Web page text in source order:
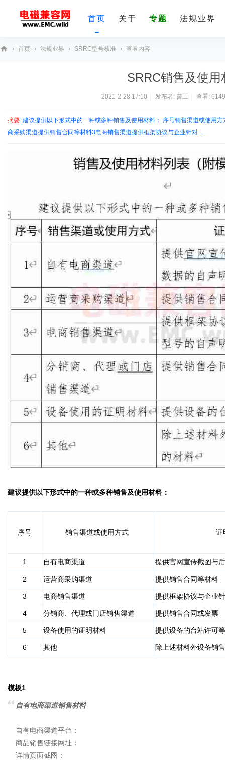
首页 关于 专题 法规业界
术
› 首页 › 法规业界 › SRRC型号核准 › 查看内容
SRRC销售及使
2021-2-28 17:10 发布者: 曾工 查看: 6149
摘要: 建议提供以下形式中的一种或多种销售及使用材料： 序号销售渠道或使用
商采购渠道提供销售合同等材料3电商销售渠道提供框架协议与企业针对 ...
建议提供以下形式中的一种或多种销售及使用材料：
序号 销售渠道或使用方式 证
1 自有电商渠道 提供官网宣传截图与
2 运营商采购渠道 提供销售合同等材料
3 电商销售渠道 提供框架协议与企业
4 分销商、代理或门店销售渠道 提供销售合同或发票
5 设备使用的证明材料 提供设备的台站许可
6 其他 除上述材料外设备销
模板1
自有电商渠道销售材料
自有电商渠道平台：
商品销售链接网址：
详情页面截图：